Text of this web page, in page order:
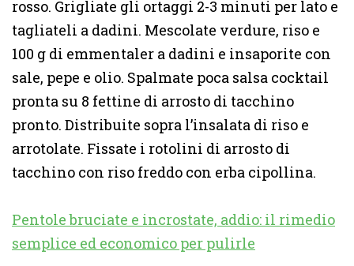
rosso. Grigliate gli ortaggi 2-3 minuti per lato e
tagliateli a dadini. Mescolate verdure, riso e
100 g di emmentaler a dadini e insaporite con
sale, pepe e olio. Spalmate poca salsa cocktail
pronta su 8 fettine di arrosto di tacchino
pronto. Distribuite sopra l’insalata di riso e
arrotolate. Fissate i rotolini di arrosto di
tacchino con riso freddo con erba cipollina.
Pentole bruciate e incrostate, addio: il rimedio
semplice ed economico per pulirle